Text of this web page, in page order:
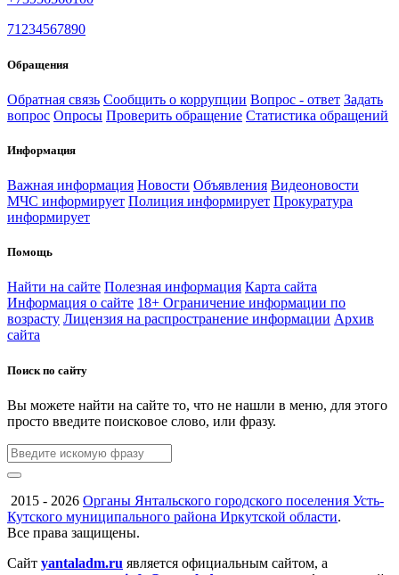
71234567890
Обращения
Обратная связь Сообщить о коррупции Вопрос - ответ Задать
вопрос Опросы Проверить обращение Статистика обращений
Информация
Важная информация Новости Объявления Видеоновости
МЧС информирует Полиция информирует Прокуратура
информирует
Помощь
Найти на сайте Полезная информация Карта сайта
Информация о сайте 18+ Ограничение информации по
возрасту Лицензия на распространение информации Архив
сайта
Поиск по сайту
Вы можете найти на сайте то, что не нашли в меню, для этого
просто введите поисковое слово, или фразу.
2015 - 2026 Органы Янтальского городского поселения Усть-
Кутского муниципального района Иркутской области.
Все права защищены.
Сайт yantaladm.ru является официальным сайтом, а